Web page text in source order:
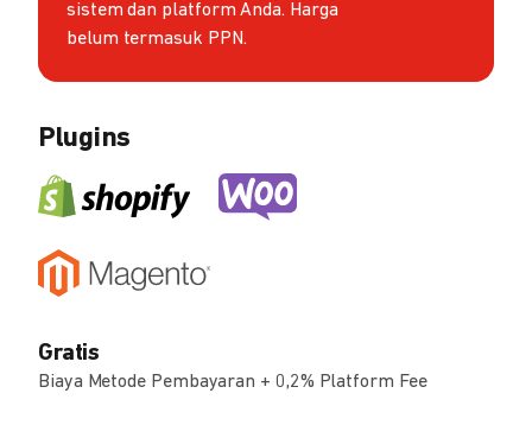
sistem dan platform Anda. Harga
belum termasuk PPN.
Plugins
Gratis
Biaya Metode Pembayaran + 0,2% Platform Fee